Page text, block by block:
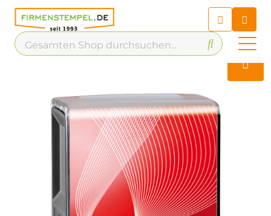
Chatbot
Chatten Sie 24/7 mit unserem
hilfreichen Chatbot
Kontakt